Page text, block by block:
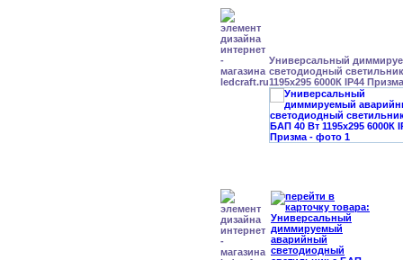
Универсальный
светодиодный
1195x295 6000К IP44 Призма